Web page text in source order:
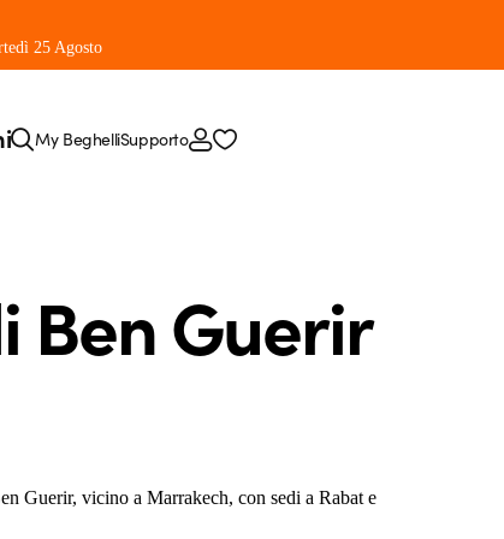
25 Agosto
My BeghelliSupporto
Ben Guerir
Guerir, vicino a Marrakech, con sedi a Rabat e